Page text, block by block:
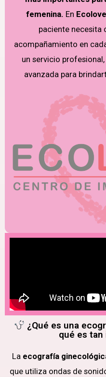
femenina. En Ecolove
paciente necesita
acompañamiento en
un servicio
avanzada para
¿Qué es una
qué es
La ecografía
que utiliza ondas de